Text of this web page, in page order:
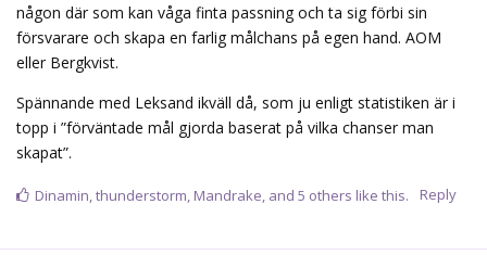
någon där som kan våga finta passning och ta sig förbi sin
försvarare och skapa en farlig målchans på egen hand. AOM
eller Bergkvist.
Spännande med Leksand ikväll då, som ju enligt statistiken är i
topp i ”förväntade mål gjorda baserat på vilka chanser man
skapat”.
Reply
Dinamin,thunderstorm, Mandrake, and 5 others like this.